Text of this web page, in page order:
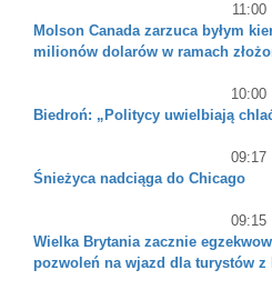
11:00
Molson Canada zarzuca byłym
milionów dolarów w ramach
10:00
Biedroń: „Politycy uwielbiają
09:17
Śnieżyca nadciąga do Chicago
09:15
Wielka Brytania zacznie
pozwoleń na wjazd dla turystów z